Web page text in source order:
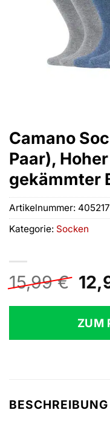
Camano
Paar),
gekämmter
15,99€
Preis
ZUM
Artikelnummer:
Kategorie: Socken
BESCHREIBUNG